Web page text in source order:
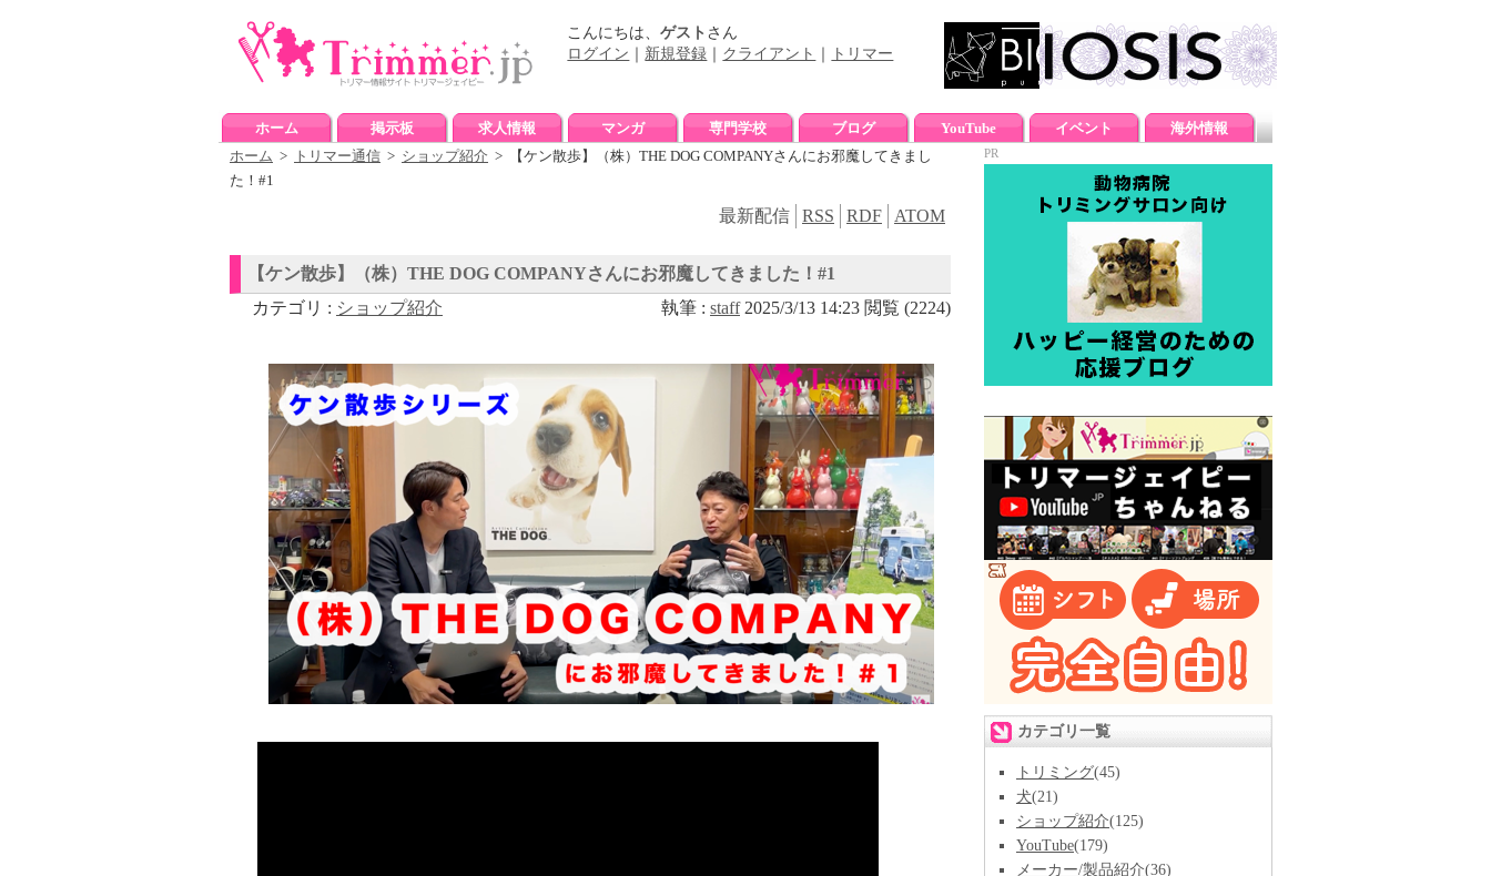
こんにちは、ゲスト さん
ログイン
新規登録 クライアント トリマー
ホーム 掲示板 求人情報 マンガ 専門学校 ブログ YouTube イベント
海外情報
ホーム > トリマー通信 > ショップ紹介 > 【ケン散歩】（株）THE DOG COMPANYさんにお邪魔してきまし
た！#1
最新配信 RSS RDF ATOM
【ケン散歩】（株）THE DOG COMPANYさんにお邪魔してきました！#1
カテゴリ : ショップ紹介 執筆 : staff 2025/3/13 14:23 閲覧 (2224)
PR
カテゴリ一覧
トリミング(45)
犬(21)
ショップ紹介(125)
YouTube(179)
メーカー/製品紹介(36)